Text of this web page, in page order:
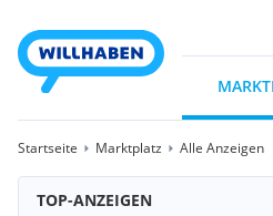
Startseite Marktplatz Alle Anzeigen
TOP-ANZEIGEN